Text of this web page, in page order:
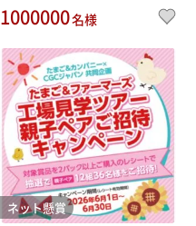
1000000名様
ネット懸賞